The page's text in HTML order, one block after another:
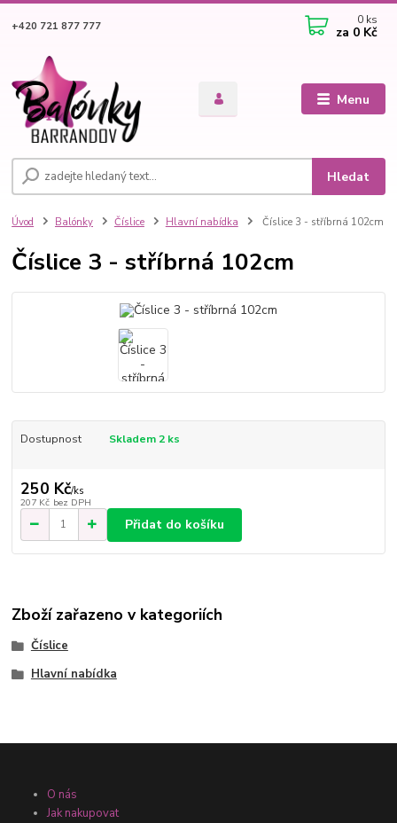
Menu
Hledat
+420 721 877 777 0 ks
za 0 Kč
Úvod Balónky Číslice Hlavní nabídka Číslice 3 - stříbrná 102cm
Číslice 3 - stříbrná 102cm
Dostupnost Skladem 2 ks
250 Kč/ks
207 Kč bez DPH
Přidat do košíku
Zboží zařazeno v kategoriích
Číslice
Hlavní nabídka
O nás
Jak nakupovat